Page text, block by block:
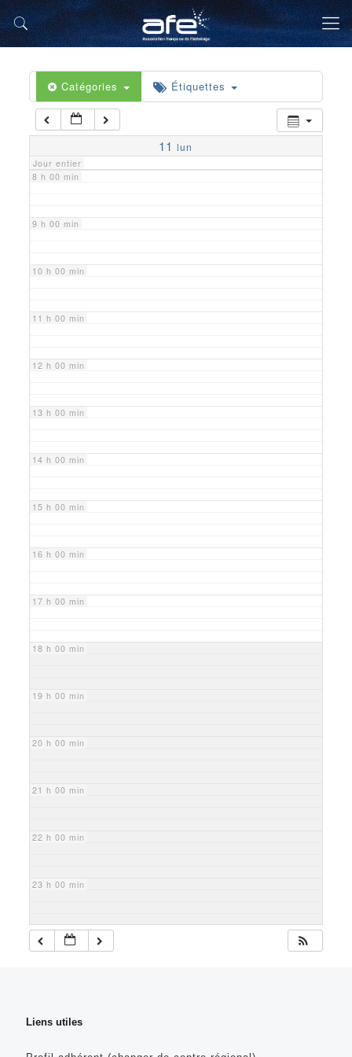
Catégories Étiquettes
11 lun
Jour entier
5 h 00 min
6 h 00 min
7 h 00 min
8 h 00 min
9 h 00 min
10 h 00 min
11 h 00 min
12 h 00 min
13 h 00 min
14 h 00 min
15 h 00 min
16 h 00 min
17 h 00 min
18 h 00 min
19 h 00 min
20 h 00 min
21 h 00 min
22 h 00 min
23 h 00 min
Liens utiles